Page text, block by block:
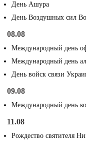
День Ашура
День Воздушных сил
08.08
Международный день
Международный день
День войск связи
09.08
Международный день
11.08
Рождество святителя